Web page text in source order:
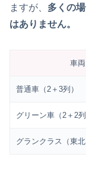
ますが、 多くの
はありません。
車
普通車（2＋3列）
グリーン車（2＋2列
グランクラス（東北